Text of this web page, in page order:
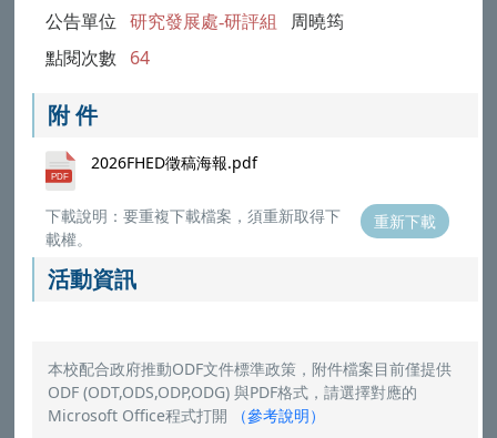
公告單位 研究發展處-研評組 周曉筠
點閱次數 64
附 件
2026FHED徵稿海報.pdf
下載說明：要重複下載檔案，須重新取得下
載權。
重新下載
活動資訊
本校配合政府推動ODF文件標準政策，附件檔案目前僅提供
ODF (ODT,ODS,ODP,ODG) 與PDF格式，請選擇對應的
Microsoft Office程式打開
（參考說明）